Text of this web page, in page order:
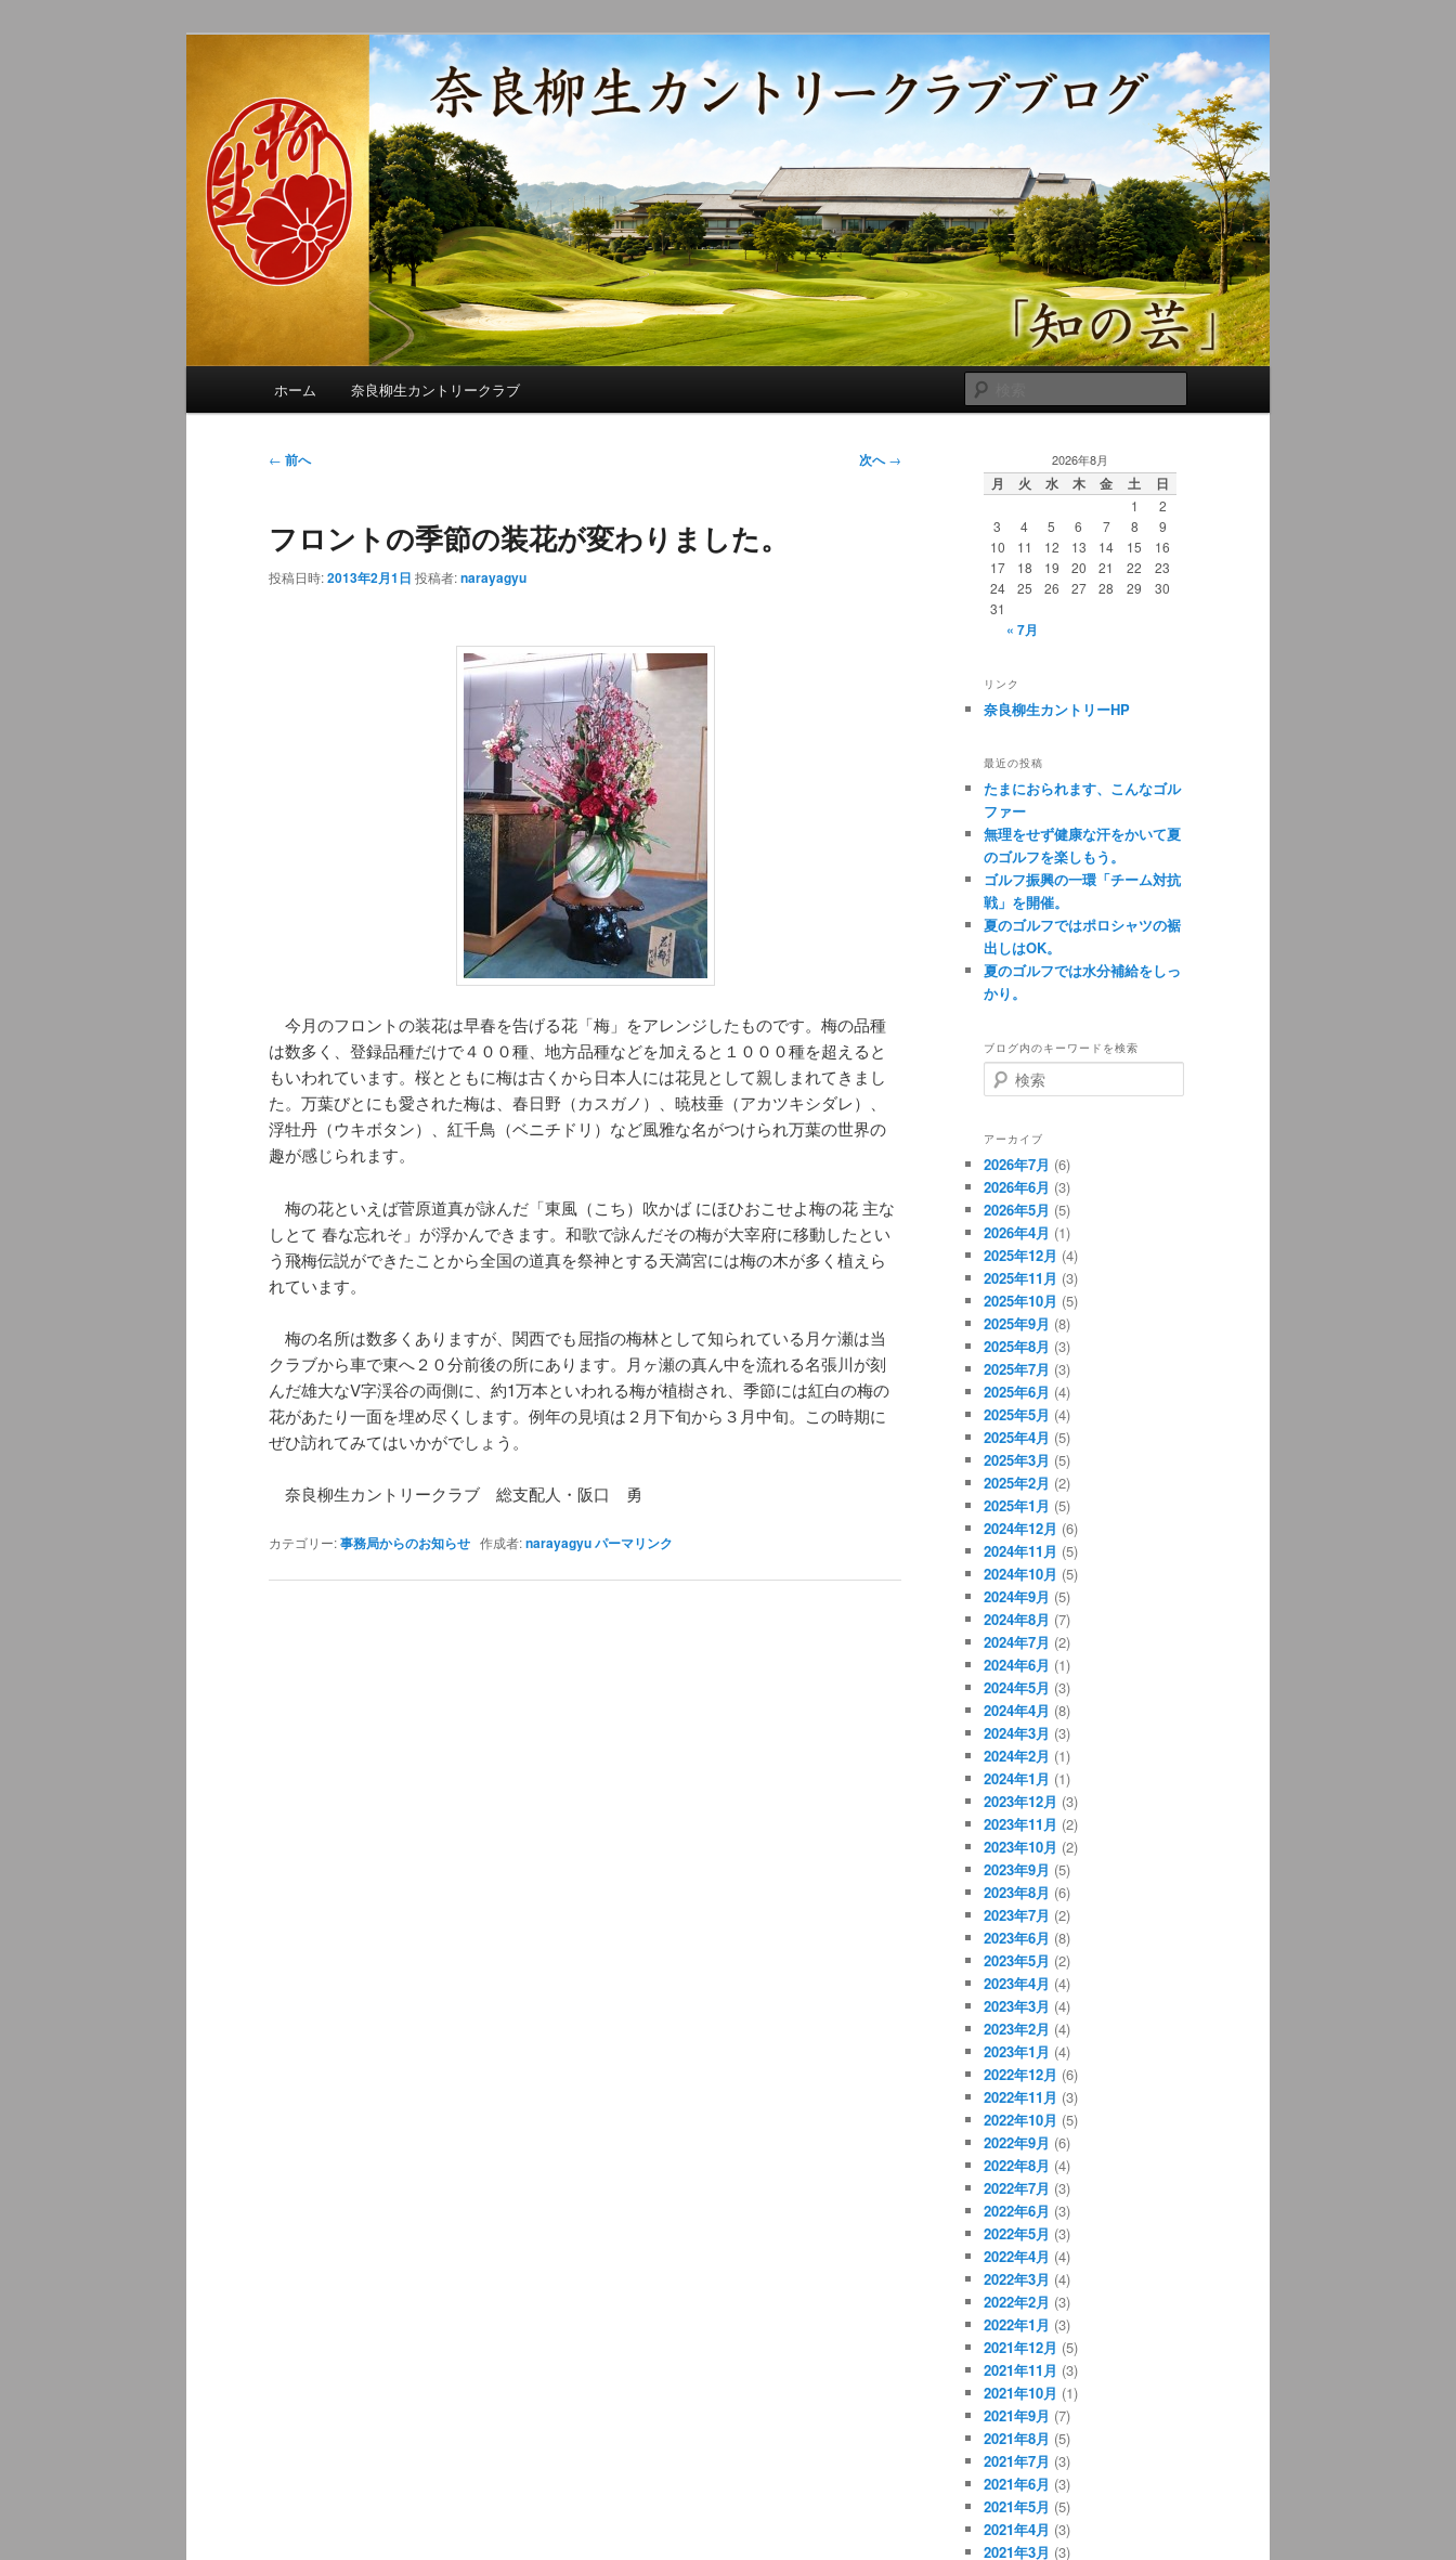
奈良柳生カントリークラブ総支配人ブログ
季節の話題、クラブの出来事、コースの改修・更新作業、ゴルフに関する随筆、喜怒哀楽などを気まぐ
れに発信します。
索
ホーム 奈良柳生カントリークラブ
投
ビ
ー
← 前へ 次へ→
フロントの季節の装花が変わりました。
投稿日時:2013年2月1日 投稿者:narayagyu
今月のフロントの装花は早春を告げる花「梅」をアレンジしたものです。梅の品種
は数多く、登録品種だけで４００種、地方品種などを加えると１０００種を超えると
もいわれています。桜とともに梅は古くから日本人には花見として親しまれてきまし
た。万葉びとにも愛された梅は、春日野（カスガノ）、暁枝垂（アカツキシダレ）、
浮牡丹（ウキボタン）、紅千鳥（ベニチドリ）など風雅な名がつけられ万葉の世界の
趣が感じられます。
梅の花といえば菅原道真が詠んだ「東風（こち）吹かば にほひおこせよ梅の花 主な
しとて 春な忘れそ」が浮かんできます。和歌で詠んだその梅が大宰府に移動したとい
う飛梅伝説ができたことから全国の道真を祭神とする天満宮には梅の木が多く植えら
れています。
梅の名所は数多くありますが、関西でも屈指の梅林として知られている月ケ瀬は当
クラブから車で東へ２０分前後の所にあります。月ヶ瀬の真ん中を流れる名張川が刻
んだ雄大なV字渓谷の両側に、約1万本といわれる梅が植樹され、季節には紅白の梅の
花があたり一面を埋め尽くします。例年の見頃は２月下旬から３月中旬。この時期に
ぜひ訪れてみてはいかがでしょう。
奈良柳生カントリークラブ 総支配人・阪口 勇
カテゴリー:事務局からのお知らせ 作成者:narayagyuパーマリンク
2026年8月
月 火 水 木 金 土 日
1
2
3
4 5 6 7 8
9
10
11 12 13 14 15
16
17
18 19 20 21 22
23
24
25 26 27 28 29
30
31
« 7月
リンク
奈良柳生カントリーHP
最近の投稿
たまにおられます、こんなゴル
ファー
無理をせず健康な汗をかいて夏
のゴルフを楽しもう。
ゴルフ振興の一環「チーム対抗
戦」を開催。
夏のゴルフではポロシャツの裾
出しはOK。
夏のゴルフでは水分補給をしっ
かり。
ブログ内のキーワードを検索
検
索
アーカイブ
2026年7月 (6)
2026年6月 (3)
2026年5月 (5)
2026年4月 (1)
2025年12月 (4)
2025年11月 (3)
2025年10月 (5)
2025年9月 (8)
2025年8月 (3)
2025年7月 (3)
2025年6月 (4)
2025年5月 (4)
2025年4月 (5)
2025年3月 (5)
2025年2月 (2)
2025年1月 (5)
2024年12月 (6)
2024年11月 (5)
2024年10月 (5)
2024年9月 (5)
2024年8月 (7)
2024年7月 (2)
2024年6月 (1)
2024年5月 (3)
2024年4月 (8)
2024年3月 (3)
2024年2月 (1)
2024年1月 (1)
2023年12月 (3)
2023年11月 (2)
2023年10月 (2)
2023年9月 (5)
2023年8月 (6)
2023年7月 (2)
2023年6月 (8)
2023年5月 (2)
2023年4月 (4)
2023年3月 (4)
2023年2月 (4)
2023年1月 (4)
2022年12月 (6)
2022年11月 (3)
2022年10月 (5)
2022年9月 (6)
2022年8月 (4)
2022年7月 (3)
2022年6月 (3)
2022年5月 (3)
2022年4月 (4)
2022年3月 (4)
2022年2月 (3)
2022年1月 (3)
2021年12月 (5)
2021年11月 (3)
2021年10月 (1)
2021年9月 (7)
2021年8月 (5)
2021年7月 (3)
2021年6月 (3)
2021年5月 (5)
2021年4月 (3)
2021年3月 (3)